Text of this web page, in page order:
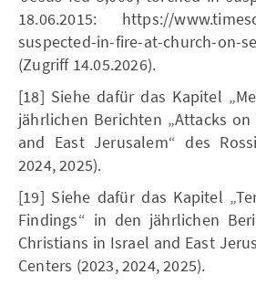
18.06.2015: https://
suspected-in-fire-at-church-on-
(Zugriff 14.05.2026).
[18] Siehe dafür das Kapitel
jährlichen Berichten „Attacks
and East Jerusalem“ des
2024, 2025).
[19] Siehe dafür das Kapitel
Findings“ in den jährlichen
Christians in Israel and East
Centers (2023, 2024, 2025).